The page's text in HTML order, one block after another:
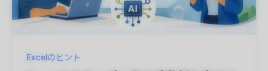
Excelのヒント